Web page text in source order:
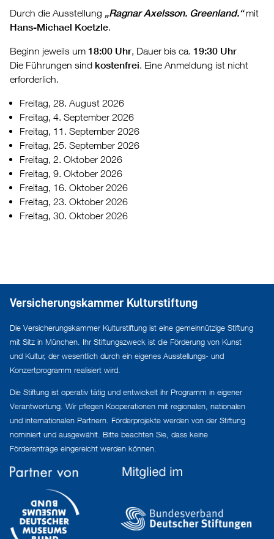
Durch die Ausstellung „Ragnar Axelsson. Greenland.“mit
Hans-Michael Koetzle.
Beginn jeweils um 18:00 Uhr, Dauer bis ca. 19:30 Uhr
Die Führungen sind kostenfrei. Eine Anmeldung ist nicht
erforderlich.
Freitag, 28. August 2026
Freitag, 4. September 2026
Freitag, 11. September 2026
Freitag, 25. September 2026
Freitag, 2. Oktober 2026
Freitag, 9. Oktober 2026
Freitag, 16. Oktober 2026
Freitag, 23. Oktober 2026
Freitag, 30. Oktober 2026
Versicherungskammer Kulturstiftung
Die Versicherungskammer Kulturstiftung ist eine gemeinnützige Stiftung
mit Sitz in München. Ihr Stiftungszweck ist die Förderung von Kunst
und Kultur, der wesentlich durch ein eigenes Ausstellungs- und
Konzertprogramm realisiert wird.
Die Stiftung ist operativ tätig und entwickelt ihr Programm in eigener
Verantwortung. Wir pflegen Kooperationen mit regionalen, nationalen
und internationalen Partnern. Förderprojekte werden von der Stiftung
nominiert und ausgewählt. Bitte beachten Sie, dass keine
Förderanträge eingereicht werden können.